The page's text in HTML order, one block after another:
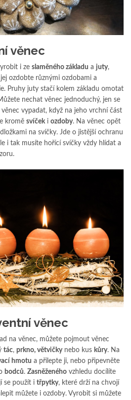
věnec
i ze slaměného základu a juty,
ozdobte různými ozdobami a
Pruhy juty stačí kolem základu omotat
nechat věnec jednoduchý, jen se
vypadat, když na jeho vrchní část
kromě svíčeki ozdoby. Na věnec opět
na svíčky. Jde o jistější ochranu
i tak musíte hořící svíčky vždy hlídat a
věnec
na věnec, můžete pojmout věnec
tác, prkno, větvičkynebo kus kůry. Na
hmotu a přilepte ji, nebo připevněte
bodců. Zasněženého vzhledu docílíte
se použít i třpytky, které drží na chvojí
můžete i ozdoby. Vyrobit si můžete